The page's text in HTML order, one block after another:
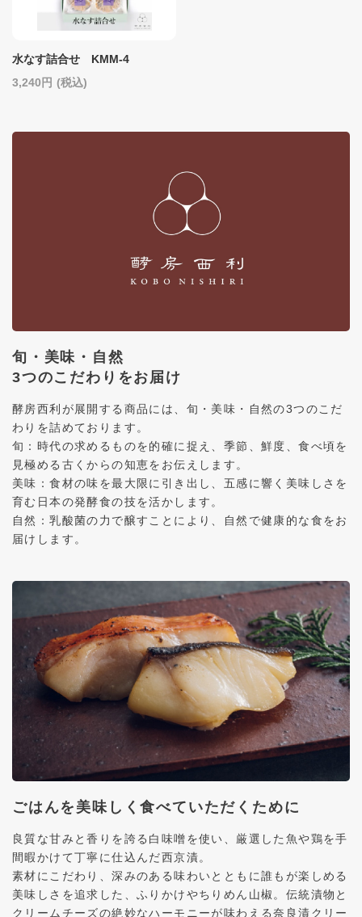
水なす詰合せ KMM-4
3,240
(税込)
旬・美味・自然
3つのこだわりをお届け
酵房西利が展開する商品には、旬・美味・自然の3つのこだ
わりを詰めております。
旬：時代の求めるものを的確に捉え、季節、鮮度、食べ頃を
見極める古くからの知恵をお伝えします。
美味：食材の味を最大限に引き出し、五感に響く美味しさを
育む日本の発酵食の技を活かします。
自然：乳酸菌の力で醸すことにより、自然で健康的な食をお
届けします。
ごはんを美味しく食べていただくために
良質な甘みと香りを誇る白味噌を使い、厳選した魚や鶏を手
間暇かけて丁寧に仕込んだ西京漬。
素材にこだわり、深みのある味わいとともに誰もが楽しめる
美味しさを追求した、ふりかけやちりめん山椒。伝統漬物と
クリームチーズの絶妙なハーモニーが味わえる奈良漬クリー